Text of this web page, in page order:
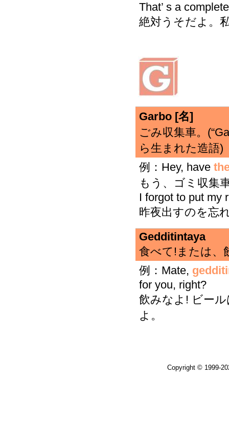
That’ s a
絶対うそだよ。
Garbo [名]
ごみ収集車。
ら生まれた造語)
例：Hey, have
もう、ゴミ収集
I forgot to put my
昨夜出すのを忘
Gedditintaya
食べて!または、
例：Mate,
for you, right?
飲みなよ! ビー
よ。
Copyright © 1999-